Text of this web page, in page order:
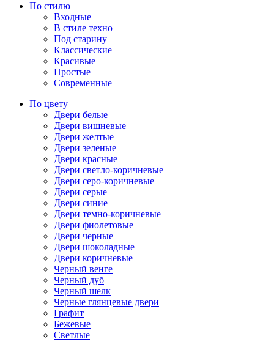
По стилю
Входные
В стиле техно
Под старину
Классические
Красивые
Простые
Современные
По цвету
Двери белые
Двери вишневые
Двери желтые
Двери зеленые
Двери красные
Двери светло-коричневые
Двери серо-коричневые
Двери серые
Двери синие
Двери темно-коричневые
Двери фиолетовые
Двери черные
Двери шоколадные
Двери коричневые
Черный венге
Черный дуб
Черный шелк
Черные глянцевые двери
Графит
Бежевые
Светлые